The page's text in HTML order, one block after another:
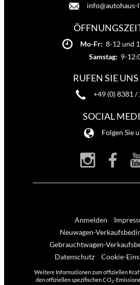
info@autohaus-
Mo-Fr: 8-12 und
Samstag: 9-
RUFEN SIE
+49 (0) 8381 /
SOCIAL
Folgen Sie
Anmelden
Neuwagen-
Gebrauchtwagen-
Datenschutz
Cookie-
Weitere Informationen zum offiziellen
den offiziellen spezifischen CO2-